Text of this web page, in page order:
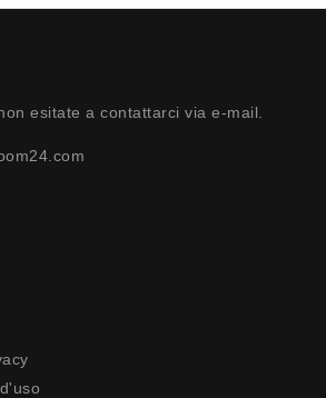
esitate a contattarci via e-mail.